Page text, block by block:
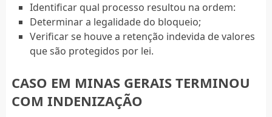
Identificar qual processo resultou na ordem:
Determinar a legalidade do bloqueio;
Verificar se houve a retenção indevida de valores
que são protegidos por lei.
CASO EM MINAS GERAIS TERMINOU
COM INDENIZAÇÃO